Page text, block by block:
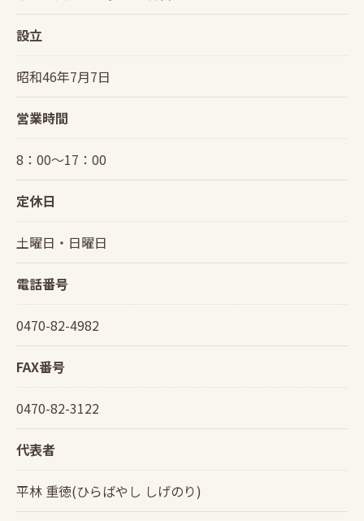
設立
昭和46年7月7日
営業時間
8：00〜17：00
定休日
土曜日・日曜日
電話番号
0470-82-4982
FAX番号
0470-82-3122
代表者
平林 重徳(ひらばやし しげのり)